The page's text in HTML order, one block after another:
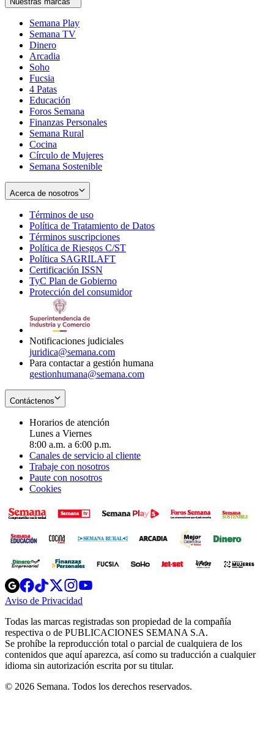
Semana Play
Semana TV
Dinero
Arcadia
Soho
in
new
window
Fucsia
in
new
window
4 Patas
Educación
Foros Semana
Finanzas Personales
Semana Rural
Cocina
Círculo de Mujeres
Semana Sostenible
Acerca de nosotros
Términos de uso
in
new
window
Política de Tratamiento de Datos
Términos suscripciones
in
Política de Riesgos C/ST
Política SAGRILAFT
new
window
Certificación ISSN
in
new
TyC Plan de Gobierno
in
Protección del consumidorOpens
Notificaciones judiciales
juridica@semana.com
Para contactar a gestión humana
gestionhumana@semana.com
Contáctenos
Horarios de atención
Lunes a Viernes
8:00 a.m. a 6:00 p.m.
Canales de servicio al cliente
Trabaje con nosotros
Paute con nosotros
Cookies
Opens
in
new
Opens
in
new
Opens
in
new
window
Opens
new
windowwindow
Aviso de Privacidad
new
window
Todas las marcas registradas son propiedad de la compañía
respectiva o de PUBLICACIONES SEMANA S.A.
Se prohíbe la reproducción total o parcial de cualquiera de los
contenidos que aquí aparezca, así como su traducción a cualquier
idioma sin autorización escrita por su titular.
© 2026 Semana. Todos los derechos reservados.